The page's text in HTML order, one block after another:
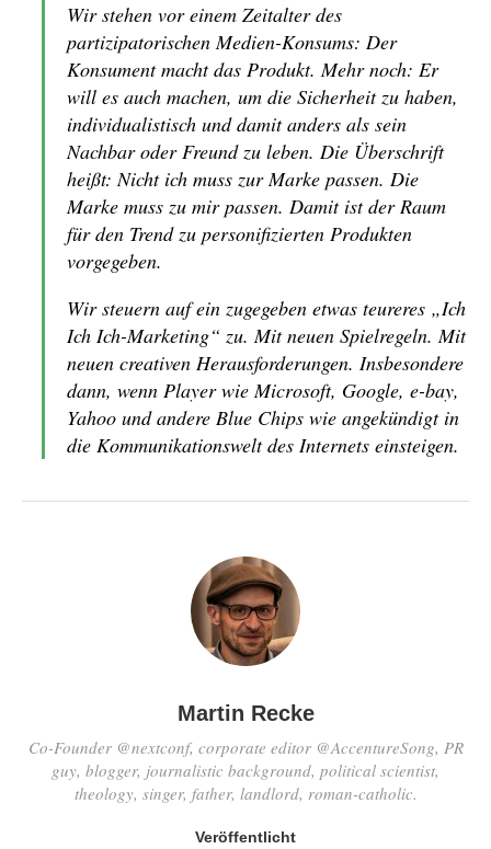
Wir stehen vor einem Zeitalter des
partizipatorischen Medien-Konsums: Der
Konsument macht das Produkt. Mehr noch: Er
will es auch machen, um die Sicherheit zu haben,
individualistisch und damit anders als sein
Nachbar oder Freund zu leben. Die Überschrift
heißt: Nicht ich muss zur Marke passen. Die
Marke muss zu mir passen. Damit ist der Raum
für den Trend zu personifizierten Produkten
vorgegeben.
Wir steuern auf ein zugegeben etwas teureres „Ich
Ich Ich-Marketing“ zu. Mit neuen Spielregeln. Mit
neuen creativen Herausforderungen. Insbesondere
dann, wenn Player wie Microsoft, Google, e-bay,
Yahoo und andere Blue Chips wie angekündigt in
die Kommunikationswelt des Internets einsteigen.
Martin Recke
Co-Founder @nextconf, corporate editor @AccentureSong, PR
guy, blogger, journalistic background, political scientist,
theology, singer, father, landlord, roman-catholic.
Veröffentlicht